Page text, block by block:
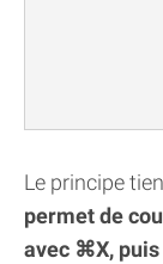
Le principe
permet de
avec ⌘X,